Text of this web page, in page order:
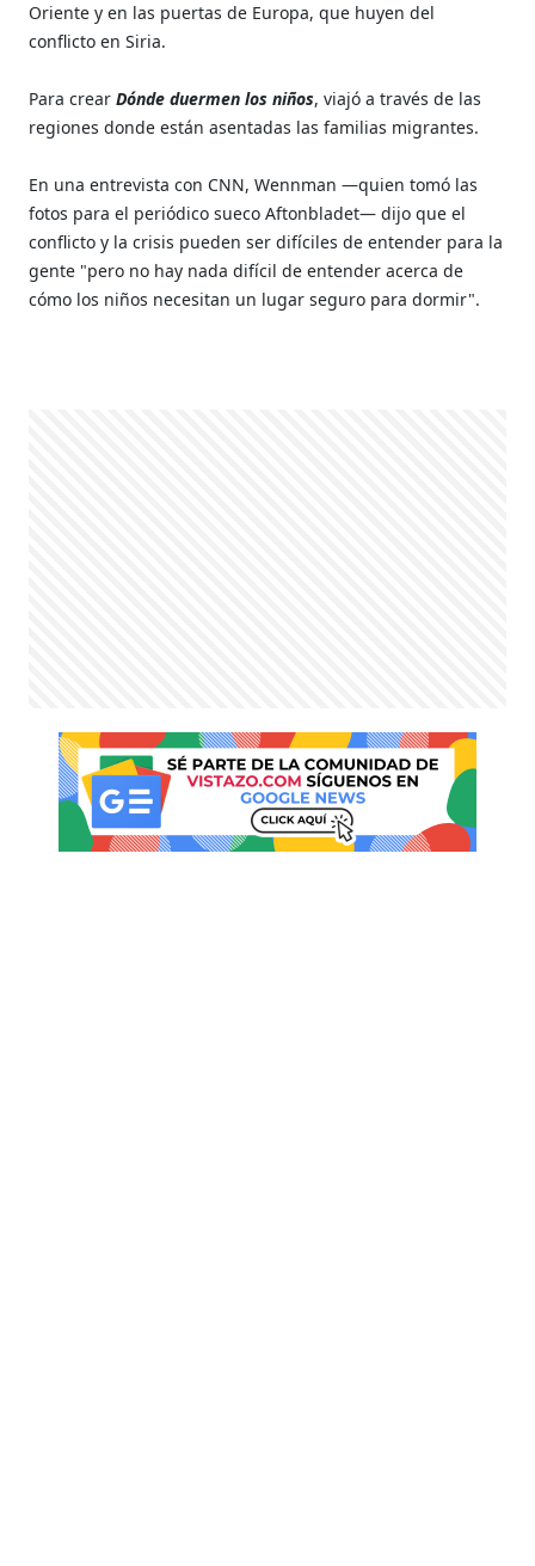
Oriente y en las puertas de Europa, que huyen del
conflicto en Siria.
Para crearDónde duermen los niños, viajó a través de las
regiones donde están asentadas las familias migrantes.
En una entrevista con CNN, Wennman —quien tomó las
fotos para el periódico sueco Aftonbladet— dijo que el
conflicto y la crisis pueden ser difíciles de entender para la
gente "pero no hay nada difícil de entender acerca de
cómo los niños necesitan un lugar seguro para dormir".